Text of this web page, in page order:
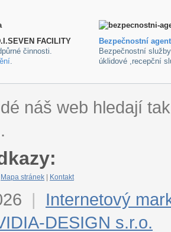
FACILITY
činnosti.
.
Bezpečnostní
Bezpečnostní
úklidové ,recepční
náš web hledají
Mapa stránek Kontakt
|
Internetový
DESIGN s.r.o.